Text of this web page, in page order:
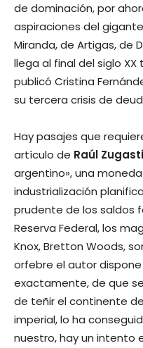
de dominación, por
aspiraciones del
Miranda, de Artigas, de
llega al final del siglo
publicó Cristina
su tercera crisis de
Hay pasajes que
artículo de Raúl Zugasti
argentino», una
industrialización
prudente de los saldos
Reserva Federal, los
Knox, Bretton Woods,
orfebre el autor
exactamente, de que
de teñir el continente
imperial, lo ha
nuestro, hay un intento